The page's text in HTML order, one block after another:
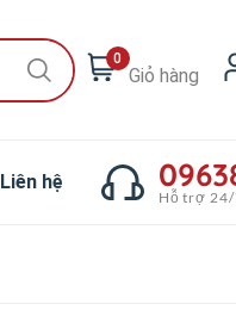
0
Giỏ hàng
Liên hệ
Hỗ trợ